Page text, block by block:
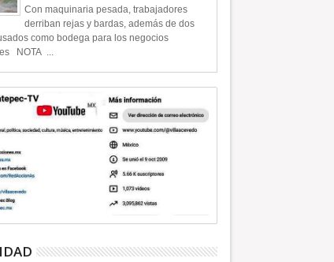
Con maquinaria pesada, trabajadores
derriban rejas y bardas, además de dos
como bodega para los negocios
NOTA ...